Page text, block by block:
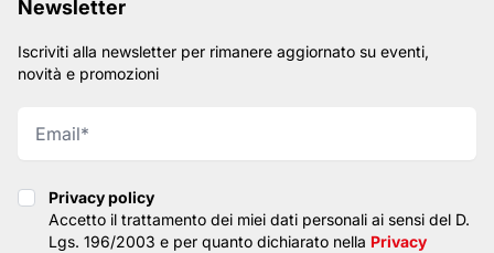
Newsletter
Iscriviti alla newsletter per rimanere aggiornato su eventi,
novità e promozioni
Privacy policy
Privacy policy
Accetto il trattamento dei miei dati personali ai sensi del D.
Lgs. 196/2003 e per quanto dichiarato nella Privacy